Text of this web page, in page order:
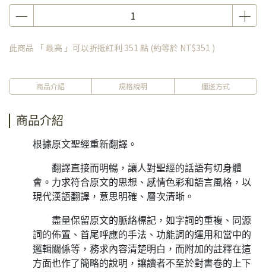
此商品 「 最高 」可以折抵紅利 351 點 (約等於 NT$351 )
商品介紹 規格說明 運送方式
商品介紹
根據原文聖經重新翻譯。
翻譯直接而明暢，讓人對聖經的話語有切身體
會。力求符合原文的思想、感情色彩和語言風格，以
現代漢語翻譯，意思明確、層次清晰。
盡量保留原文的脈絡標記，如字詞的重複、同源
詞的佈置、首尾呼應的手法、功能詞的運用和當中的
邏輯關係等，務求內容清楚明白，而附加的註釋在這
方面也作了簡略的說明，讓讀者不至於對書卷的上下